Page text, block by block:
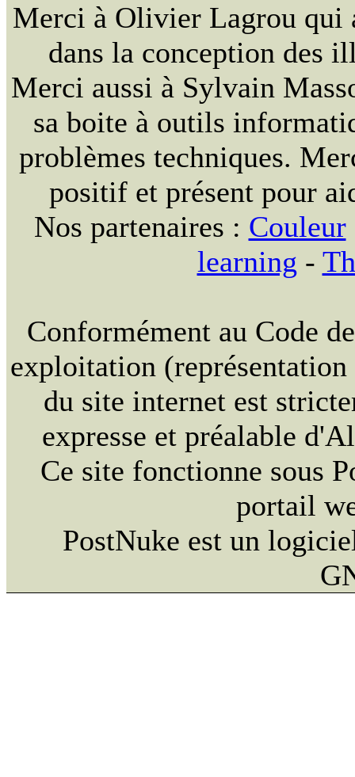
Merci à Olivier Lagrou qui
dans la conception des
Merci aussi à Sylvain
sa boite à outils
problèmes techniques.
positif et présent pour
Nos partenaires : Couleur
learning -
Conformément au Code
exploitation
du site internet est
expresse et préalable
Ce site fonctionne sous
portail
PostNuke est un